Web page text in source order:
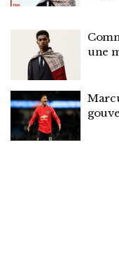
une